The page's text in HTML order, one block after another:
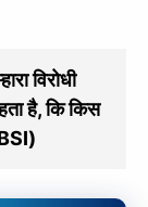
विरोधी
है, कि किस